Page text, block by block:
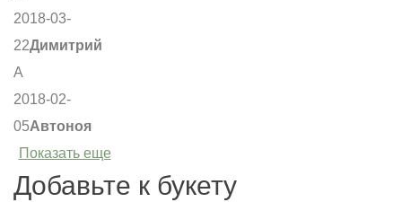
2018-03-
22Димитрий
А
2018-02-
05Автоноя
Показать еще
Добавьте к букету